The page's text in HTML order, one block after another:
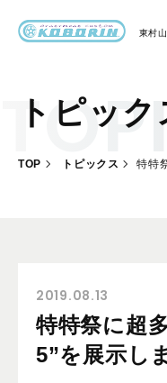
東村
ハ
ブ
会
トピック
TOP トピックス 特特
2019.08.13
特特祭に超
5”を展示し